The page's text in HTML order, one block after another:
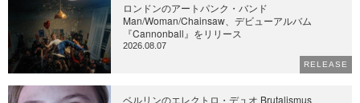
ロンドンのアートパンク・バンド
Man/Woman/Chainsaw、デビューアルバム
『Cannonball』をリリース
2026.08.07
RELEASE
ベルリンのエレクトロ・デュオ Brutalismus